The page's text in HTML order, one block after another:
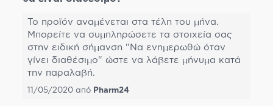
Το προϊόν αναμένεται στα τέλη του μήνα.
Μπορείτε να συμπληρώσετε τα στοιχεία σας
στην ειδική σήμανση "Να ενημερωθώ όταν
γίνει διαθέσιμο" ώστε να λάβετε μήνυμα κατά
την παραλαβή.
11/05/2020 από Pharm24